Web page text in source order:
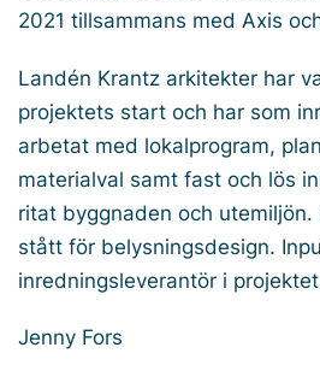
2021 tillsammans med Axis
Landén Krantz arkitekter har
projektets start och har som
arbetat med lokalprogram,
materialval samt fast och lös
ritat byggnaden och utemiljön.
stått för belysningsdesign.
inredningsleverantör i
Jenny Fors